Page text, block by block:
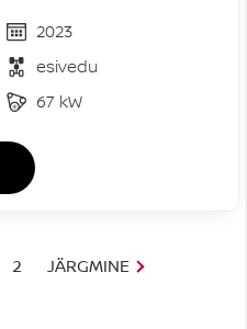
2023
esivedu
67 kW
JÄRGMINE
2